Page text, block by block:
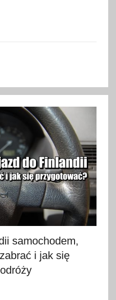
samochodem,
i jak się